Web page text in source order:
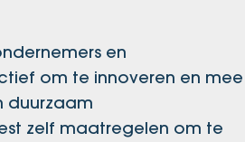
en
om te innoveren en mee
duurzaam
zelf maatregelen om te